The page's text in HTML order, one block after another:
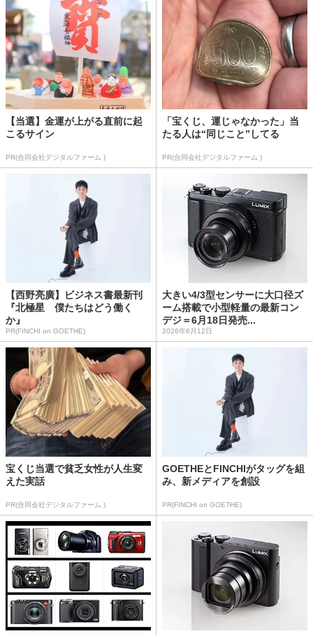
【当選】金運が上がる直前に起
こるサイン
PR(合同会社デジタルファーム )
「宝くじ、運じゃなかった」当
たる人は“同じこと”してる
PR(合同会社デジタルファーム )
【西野亮廣】ビジネス書最新刊
『北極星 僕たちはどう働く
か』
PR(FINCHI on GOETHE)
大きい4/3型センサーに大口径ズ
ーム搭載で小型軽量の最新コン
デジ＝6月18日発売...
2026年6月12日
宝くじ当選で貧乏女性が人生変
えた実話
PR(合同会社デジタルファーム )
GOETHEとFINCHIがタッグを組
み、新メディアを創設
PR(FINCHI on GOETHE)